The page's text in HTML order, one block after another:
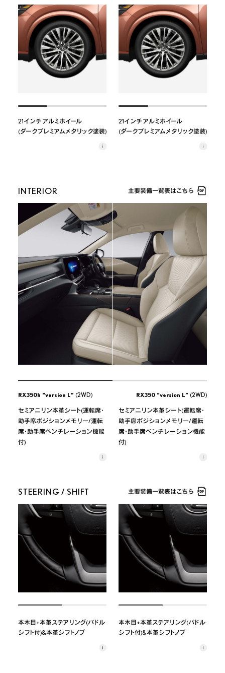
21インチ アルミホイール
(ダークプレミアムメタリック塗装)
21インチ アルミホイール
(ダークプレミアムメタリック塗装)
INTERIOR 主要装備一覧表はこちら
RX350h “version L” (2WD) RX350 “version L”(2WD)
セミアニリン本革シート(運転席・
助手席ポジションメモリー/運転
席･助手席ベンチレーション機能
付)
セミアニリン本革シート(運転席・
助手席ポジションメモリー/運転
席･助手席ベンチレーション機能
付)
STEERING / SHIFT 主要装備一覧表はこちら
本木目+本革ステアリング(パドル
シフト付)&本革シフトノブ
本木目+本革ステアリング(パドル
シフト付)&本革シフトノブ